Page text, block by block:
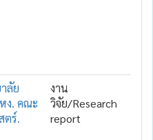
ลัย
ง. คณะ
ตร์.
งาน
วิจัย/Research
report